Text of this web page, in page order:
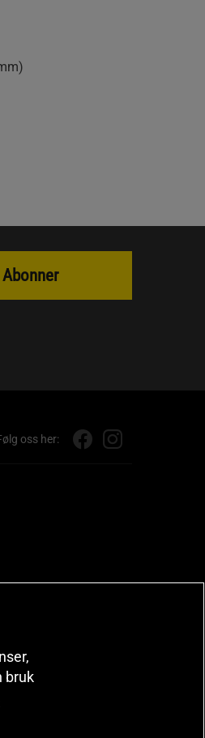
Abonner
oss her:
bruk